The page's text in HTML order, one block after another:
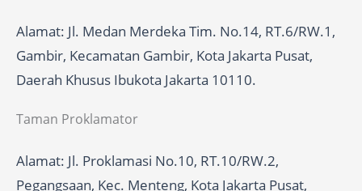
Alamat: Jl. Medan Merdeka Tim. No.14, RT.6/RW.1,
Gambir, Kecamatan Gambir, Kota Jakarta Pusat,
Daerah Khusus Ibukota Jakarta 10110.
Taman Proklamator
Alamat: Jl. Proklamasi No.10, RT.10/RW.2,
Pegangsaan, Kec. Menteng, Kota Jakarta Pusat,